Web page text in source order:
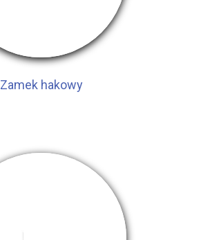
Zamek hakowy